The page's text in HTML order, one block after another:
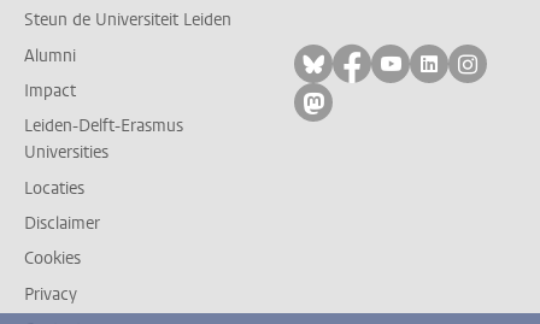
Steun de Universiteit Leiden
Alumni
Impact
Leiden-Delft-Erasmus
Universities
Locaties
Disclaimer
Cookies
Privacy
Volg ons op bluesky
Volg ons op
Volg ons op
Volg ons
Volg
Volg ons op mastodon